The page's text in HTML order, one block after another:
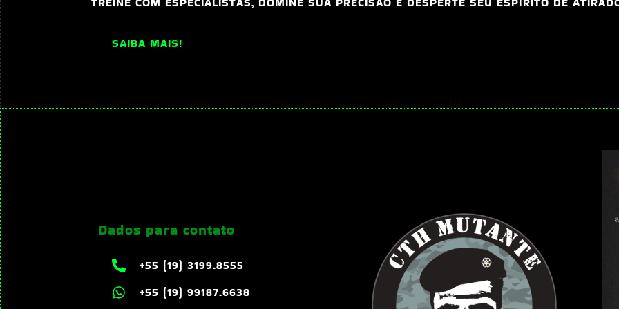
SAIBA MAIS!
Dados para contato
+55 (19) 3199.8555
+55 (19) 99187.6638